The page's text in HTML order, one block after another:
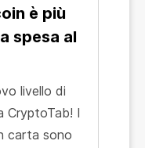
è più
spesa al
livello di
CryptoTab! I
carta sono